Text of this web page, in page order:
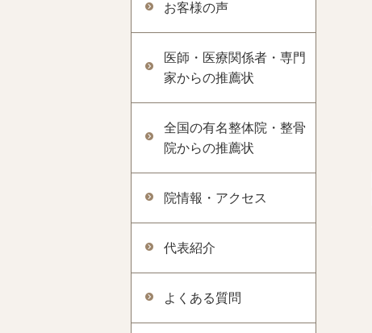
お客様の声
医師・医療関係者・専門
家からの推薦状
全国の有名整体院・整骨
院からの推薦状
院情報・アクセス
代表紹介
よくある質問